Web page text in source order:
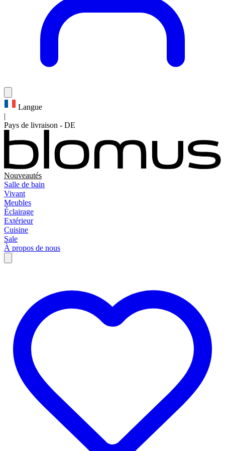
Langue
|
Pays de livraison - DE
Nouveautés
Salle de bain
Vivant
Meubles
Éclairage
Extérieur
Cuisine
Sale
À propos de nous